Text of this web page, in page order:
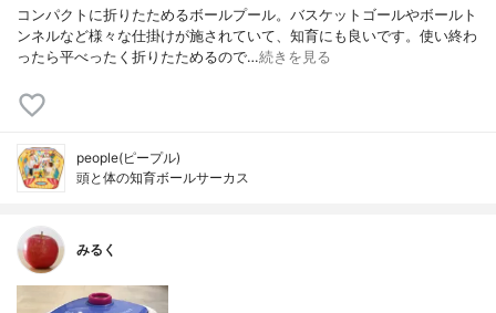
コンパクトに折りたためるボールプール。バスケットゴールやボールト
ンネルなど様々な仕掛けが施されていて、知育にも良いです。使い終わ
ったら平べったく折りたためるので…続きを見る
people(ピープル)
頭と体の知育ボールサーカス
みるく